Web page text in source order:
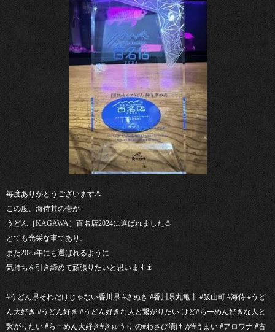
毎度ありがとうございます⚓︎
この度、海侍其の壱が
うどん［KAGAWA］百名店2024に選ばれました⚓︎
とても光栄な事であり、
また2025年にも選ばれるように
気持ちを引き締めて頑張りたいと思います⚓︎
#うどん県それだけじゃない香川県 #さぬき #香川県丸亀市 #飯山町 #海侍 #うど
ん大好き #うどん好き #うどん好きな人と繋がりたい けど#らーめん好きな人と
繋がりたい #らーめん大好き#きゅうり の#わさび漬け が#うまい #アロワナ #古